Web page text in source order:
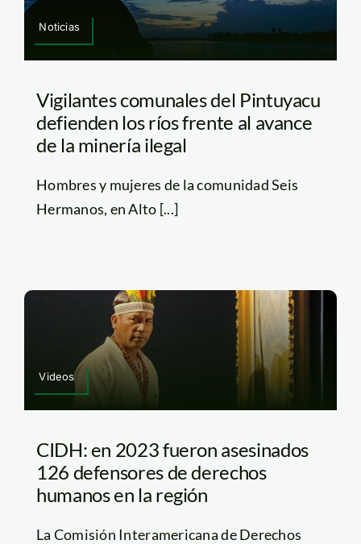
Noticias
Vigilantes comunales del Pintuyacu
defienden los ríos frente al avance
de la minería ilegal
Hombres y mujeres de la comunidad Seis
Hermanos, en Alto [...]
Videos
CIDH: en 2023 fueron asesinados
126 defensores de derechos
humanos en la región
La Comisión Interamericana de Derechos